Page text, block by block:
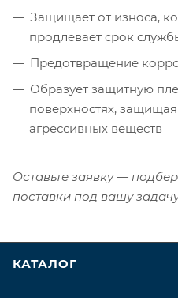
Защищает от износа,
продлевает срок
Предотвращение
Образует защитную
поверхностях,
агрессивных веществ
Оставьте заявку —
поставки под вашу
КАТАЛОГ